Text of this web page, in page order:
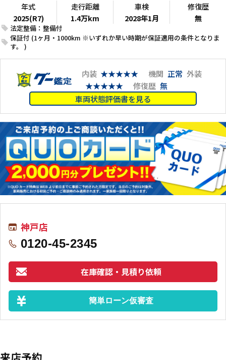
法定整備：整備付
保証付 (1ヶ月・1000km ※いずれか早い時期が保証適用の条件となりま
す。 )
年式
2025(R7)
走行距離
1.4万km
車検
2028年1月
修復歴
無
内装 ★★★★★ 機関 正常 外装
★★★★★
修復歴 無
車両状態評価書を見る
神戸店
0120-45-2345
在庫確認・見積り依頼
簡単ローン仮審査
来店予約